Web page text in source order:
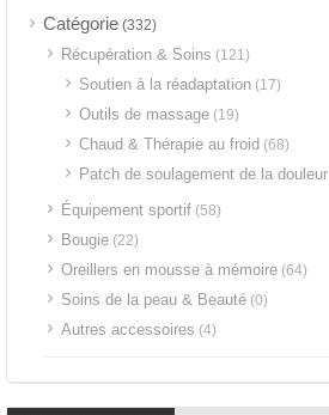
Catégorie (332)
Récupération & Soins (121)
Soutien à la réadaptation (17)
Outils de massage (19)
Chaud & Thérapie au froid (68)
Patch de soulagement de la douleur
Équipement sportif (58)
Bougie (22)
Oreillers en mousse à mémoire (64)
Soins de la peau & Beauté (0)
Autres accessoires (4)